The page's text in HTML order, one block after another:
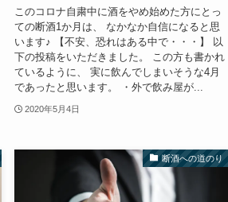
このコロナ自粛中に酒をやめ始めた方にとっ
ての断酒1か月は、 なかなか自信になると思
います♪ 【不安、恐れはある中で・・・】 以
下の投稿をいただきました。 この方も書かれ
ているように、 実に飲んでしまいそうな4月
であったと思います。 ・外で飲み屋が...
2020年5月4日
断酒への道のり